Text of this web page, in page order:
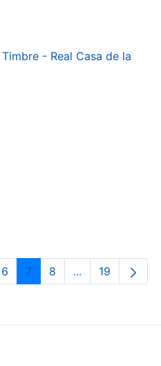
- Real Casa de la
intermedias Use TAB
Página
6 Página
7 Página
8 ...PáginasPágina
19